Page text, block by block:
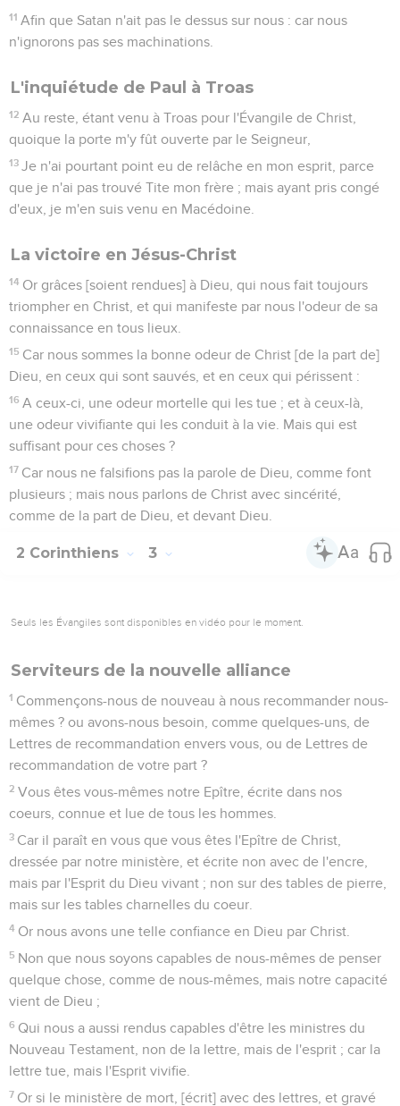
11 Afin que Satan n'ait pas le dessus sur nous : car nous
n'ignorons pas ses machinations.
L'inquiétude de Paul à Troas
12 Au reste, étant venu à Troas pour l'Évangile de Christ,
quoique la porte m'y fût ouverte par le Seigneur,
13 Je n'ai pourtant point eu de relâche en mon esprit, parce
que je n'ai pas trouvé Tite mon frère ; mais ayant pris congé
d'eux, je m'en suis venu en Macédoine.
La victoire en Jésus-Christ
14 Or grâces [soient rendues] à Dieu, qui nous fait toujours
triompher en Christ, et qui manifeste par nous l'odeur de sa
connaissance en tous lieux.
15 Car nous sommes la bonne odeur de Christ [de la part de]
Dieu, en ceux qui sont sauvés, et en ceux qui périssent :
16 A ceux-ci, une odeur mortelle qui les tue ; et à ceux-là,
une odeur vivifiante qui les conduit à la vie. Mais qui est
suffisant pour ces choses ?
17 Car nous ne falsifions pas la parole de Dieu, comme font
plusieurs ; mais nous parlons de Christ avec sincérité,
comme de la part de Dieu, et devant Dieu.
2 Corinthiens 3
Seuls les Évangiles sont disponibles en vidéo pour le moment.
Serviteurs de la nouvelle alliance
1 Commençons-nous de nouveau à nous recommander nous-
mêmes ? ou avons-nous besoin, comme quelques-uns, de
Lettres de recommandation envers vous, ou de Lettres de
recommandation de votre part ?
2 Vous êtes vous-mêmes notre Epître, écrite dans nos
coeurs, connue et lue de tous les hommes.
3 Car il paraît en vous que vous êtes l'Epître de Christ,
dressée par notre ministère, et écrite non avec de l'encre,
mais par l'Esprit du Dieu vivant ; non sur des tables de pierre,
mais sur les tables charnelles du coeur.
4 Or nous avons une telle confiance en Dieu par Christ.
5 Non que nous soyons capables de nous-mêmes de penser
quelque chose, comme de nous-mêmes, mais notre capacité
vient de Dieu ;
6 Qui nous a aussi rendus capables d'être les ministres du
Nouveau Testament, non de la lettre, mais de l'esprit ; car la
lettre tue, mais l'Esprit vivifie.
7 Or si le ministère de mort, [écrit] avec des lettres, et gravé